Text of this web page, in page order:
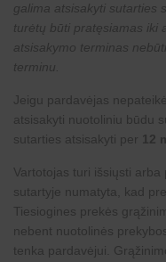
galima atsisakyti sutarties
turėtų būti pratęsiamas iki
atsisakymo terminas
terminu.
Jeigu pardavėjas
atsisakyti nuotoliniu būdu
sutarties atsisakyti per 12
Vartotojas turi išsiųsti
sutartyje numatyta, kad
Tiesiogines prekės
nebent nuotolinės
tenka pardavėjui.